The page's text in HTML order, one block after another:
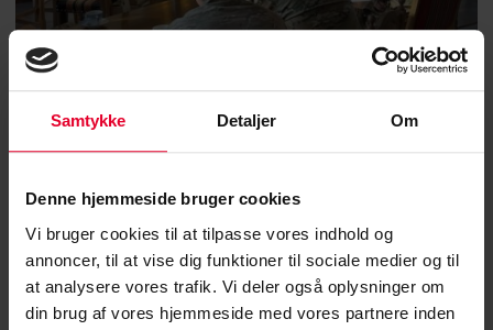
Samtykke Detaljer Om
Denne hjemmeside bruger cookies
Vi bruger cookies til at tilpasse vores indhold og
annoncer, til at vise dig funktioner til sociale medier og til
at analysere vores trafik. Vi deler også oplysninger om
din brug af vores hjemmeside med vores partnere inden
23. august 2024 |Helle Kolding
På medlemsbesøg i Oksbøl og Vordingborg